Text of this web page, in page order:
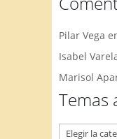
Pilar Vega
Isabel
Marisol
Temas
Temas